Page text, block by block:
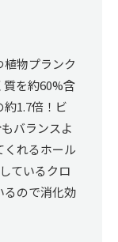
物プランク
質を約60%含
1.7倍！ビ
バランスよ
くれるホール
ているクロ
るので消化効